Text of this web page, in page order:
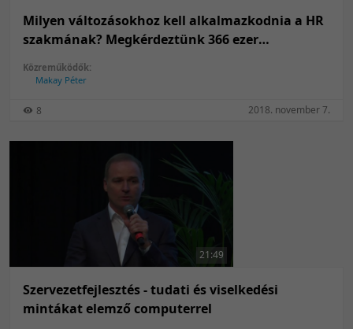
Milyen változásokhoz kell alkalmazkodnia a HR
szakmának? Megkérdeztünk 366 ezer
munkavállalót.
Közreműködők:
Makay Péter
8 2018. november 7.
21:49
Szervezetfejlesztés - tudati és viselkedési
mintákat elemző computerrel